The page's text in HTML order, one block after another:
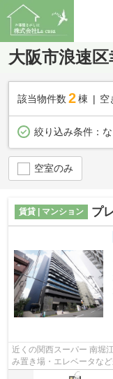
大阪市浪速
該当物件数 2棟 空
絞り込み条件：
空室のみ
賃貸 | マンション プ
近くの関西スーパー 南堀
み置き場・エレベータな
初期費用をカードでお支